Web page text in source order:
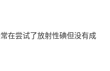
在尝试了放射性碘但没有成